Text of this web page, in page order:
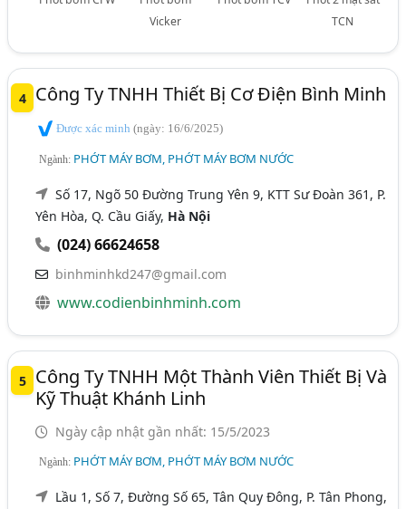
Vicker
TCN
4 Công Ty TNHH Thiết Bị Cơ Điện Bình Minh
Được xác minh(ngày: 16/6/2025)
Ngành: PHỚT MÁY BƠM, PHỚT MÁY BƠM NƯỚC
Số 17, Ngõ 50 Đường Trung Yên 9, KTT Sư Đoàn 361, P.
Yên Hòa, Q. Cầu Giấy, Hà Nội
(024) 66624658
binhminhkd247@gmail.com
www.codienbinhminh.com
5
Công Ty TNHH Một Thành Viên Thiết Bị Và
Kỹ Thuật Khánh Linh
Ngày cập nhật gần nhất: 15/5/2023
Ngành: PHỚT MÁY BƠM, PHỚT MÁY BƠM NƯỚC
Lầu 1, Số 7, Đường Số 65, Tân Quy Đông, P. Tân Phong,